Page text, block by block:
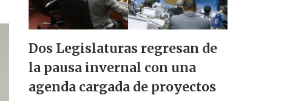
Dos Legislaturas regresan de
la pausa invernal con una
agenda cargada de proyectos